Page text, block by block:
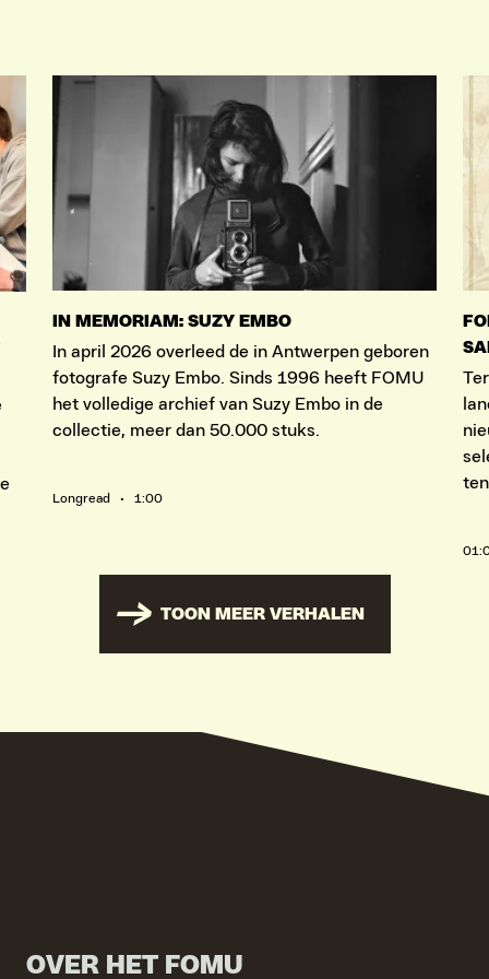
IN MEMORIAM: SUZY EMBO
In april 2026 overleed de in Antwerpen geboren
fotografe Suzy Embo. Sinds 1996 heeft FOMU
het volledige archief van Suzy Embo in de
collectie, meer dan 50.000 stuks.
Longread • 1:00
TOON MEER VERHALEN
OVER HET FOMU